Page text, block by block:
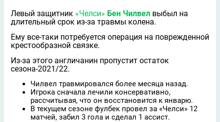
Левый защитник «Челси» Бен Чилвел выбыл на
длительный срок из-за травмы колена.
Ему все-таки потребуется операция на поврежденной
крестообразной связке.
Из-за этого англичанин пропустит остаток
сезона-2021/22.
Чилвел травмировался более месяца назад.
Игрока сначала лечили консервативно,
рассчитывая, что он восстановится к январю.
В текущем сезоне фулбек провел за «Челси» 12
матчей, забил 3 гола и сделал 1 ассист.